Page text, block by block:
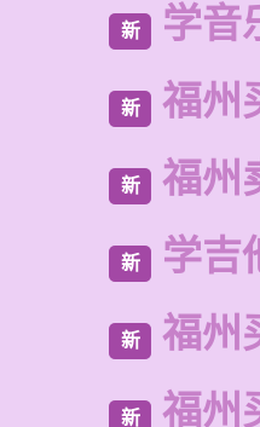
新 学音
新 福州
新 福州
新 学吉
新 福州
新 福州